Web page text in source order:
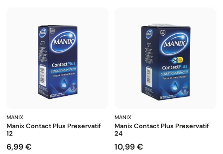
MANIX
Manix Contact Plus Preservatif
12
Prix
6,99 €
MANIX
Manix Contact Plus Preservatif
24
Prix
10,99 €